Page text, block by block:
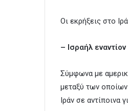
Οι εκρήξεις στο
– Ισραήλ εναντίον
Σύμφωνα με
μεταξύ των οποίων
Ιράν σε αντίποινα